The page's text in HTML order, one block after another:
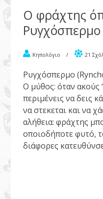
Ο φράχτης
Ρυγχόσπερμο
Κηπολόγιο / 21
Ρυγχόσπερμο
Ο μύθος: όταν ακούς
περιμένεις να δεις
να στεκεται και να
αλήθεια: φράχτης
οποιοδήποτε φυτό,
διάφορες